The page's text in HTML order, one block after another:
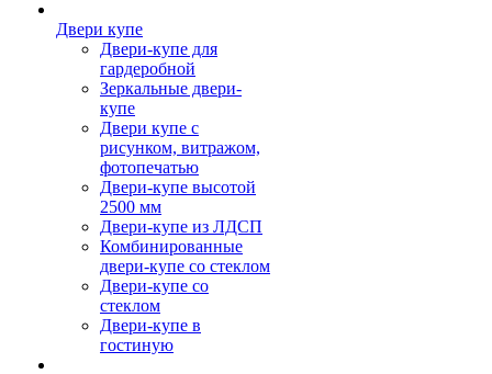
Двери купе
Двери-купе для
гардеробной
Зеркальные двери-
купе
Двери купе с
рисунком, витражом,
фотопечатью
Двери-купе высотой
2500 мм
Двери-купе из ЛДСП
Комбинированные
двери-купе со стеклом
Двери-купе со
стеклом
Двери-купе в
гостиную